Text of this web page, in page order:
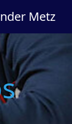
Metz